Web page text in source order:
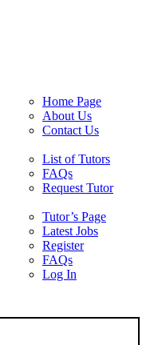
Home Page
About Us
Contact Us
List of Tutors
FAQs
Request Tutor
Tutor’s Page
Latest Jobs
Register
FAQs
Log In